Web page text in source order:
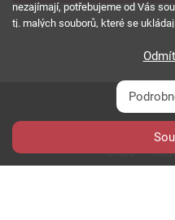
O nás
nezajímají, potřebujeme od Vás
tj. malých souborů, které se